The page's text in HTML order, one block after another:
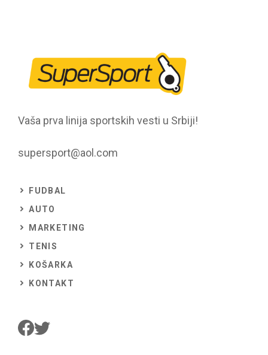
Vaša prva linija sportskih vesti u Srbiji!
supersport@aol.com
FUDBAL
AUTO
MARKETING
TENIS
KOŠARKA
KONTAKT